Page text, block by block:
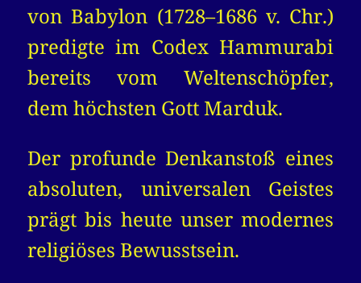
von Babylon (1728–1686 v. Chr.)
predigte im Codex Hammurabi
bereits vom Weltenschöpfer,
dem höchsten Gott Marduk.
Der profunde Denkanstoß eines
absoluten, universalen Geistes
prägt bis heute unser modernes
religiöses Bewusstsein.